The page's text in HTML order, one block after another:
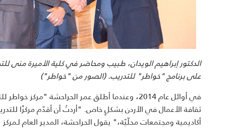
الدكتور إبراهيم الويدان، طبيب ومحاضر في كلية الأميرة منى
على برنامج "خواطر" للتدريب. (الصور من "خواطر")
ثقافة الأعمال في الأردن بشكلٍ خاص. "أردتُ أن أقدّم مركزًا
أكاديمية ومجتمعات محلّيّة،" يقول الحراحشة، المدير العام